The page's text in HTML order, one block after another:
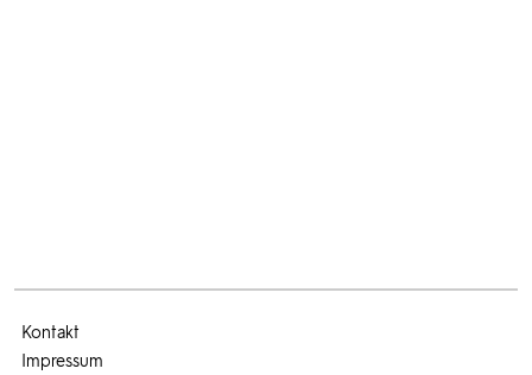
Kontakt
Impressum